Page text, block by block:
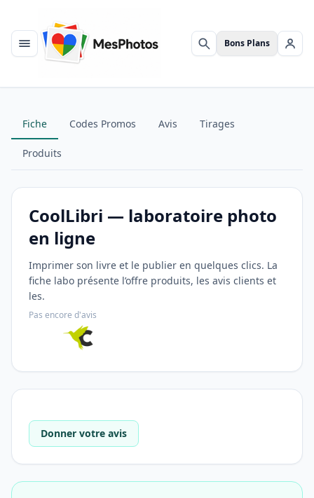
Menu Rechercher
Bons Plans Se
Fiche Codes Promos Avis Tirages
Produits
CoolLibri — laboratoire photo
en ligne
Imprimer son livre et le publier en quelques clics. La
fiche labo présente l’offre produits, les avis clients et
les.
Pas encore d'avis
Donner votre avis